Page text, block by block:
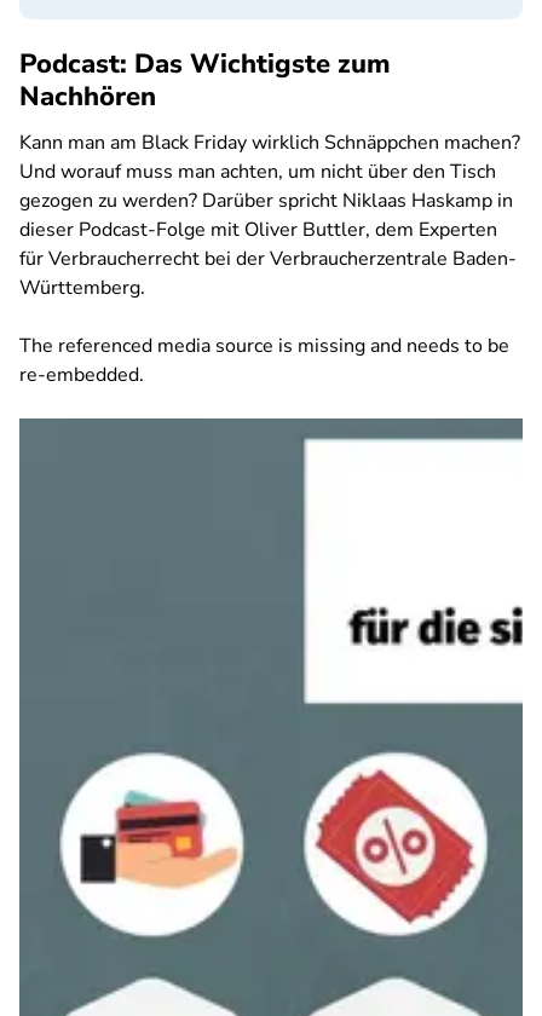
Podcast: Das Wichtigste zum
Nachhören
Kann man am Black Friday wirklich Schnäppchen machen?
Und worauf muss man achten, um nicht über den Tisch
gezogen zu werden? Darüber spricht Niklaas Haskamp in
dieser Podcast-Folge mit Oliver Buttler, dem Experten
für Verbraucherrecht bei der Verbraucherzentrale Baden-
Württemberg.
The referenced media source is missing and needs to be
re-embedded.